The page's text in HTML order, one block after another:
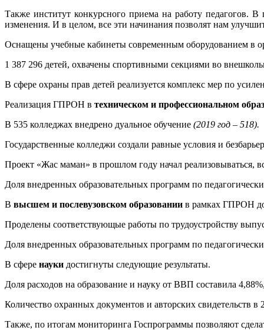
Также институт конкурсного приема на работу педагогов.
изменения. И в целом, все эти начинания позволят нам
Оснащены учебные кабинеты современным оборудованием в
1 387 296 детей, охвачены спортивными секциями во
В сфере охраны прав детей реализуется комплекс мер по
Реализация ГПРОН в техническом и профессиональном
В 535 колледжах внедрено дуальное обучение (2019 год – 518).
Государственные колледжи создали равные условия и
Проект «Жас маман» в прошлом году начал реализовываться,
Доля внедренных образовательных программ по
В высшем и послевузовском образовании в рамках ГПРОН
Проделены соответствующые работы по трудоустройству
Доля внедренных образовательных программ по
В сфере науки достигнуты следующие результаты.
Доля расходов на образование и науку от ВВП составила
Количество охранных документов и авторских свидетельств в
Также, по итогам мониторинга Госпрограммы позволяют